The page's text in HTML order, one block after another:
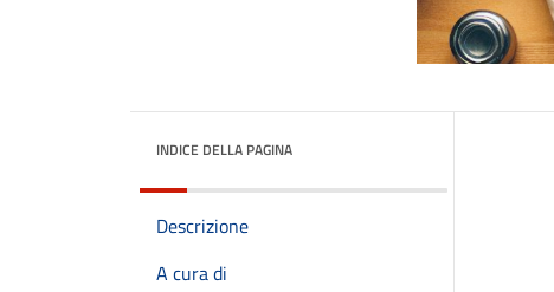
INDICE DELLA PAGINA
Descrizione
A cura di